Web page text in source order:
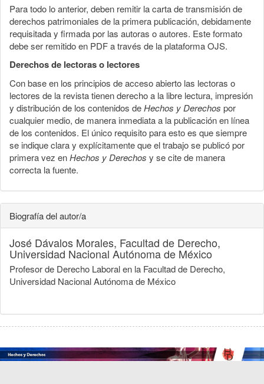
Para todo lo anterior, deben remitir la carta de transmisión de
derechos patrimoniales de la primera publicación, debidamente
requisitada y firmada por las autoras o autores. Este formato
debe ser remitido en PDF a través de la plataforma OJS.
Derechos de lectoras o lectores
Con base en los principios de acceso abierto las lectoras o
lectores de la revista tienen derecho a la libre lectura, impresión
y distribución de los contenidos deHechos y Derechos por
cualquier medio, de manera inmediata a la publicación en línea
de los contenidos. El único requisito para esto es que siempre
se indique clara y explícitamente que el trabajo se publicó por
primera vez enHechos y Derechos y se cite de manera
correcta la fuente.
Biografía del autor/a
José Dávalos Morales, Facultad de Derecho,
Universidad Nacional Autónoma de México
Profesor de Derecho Laboral en la Facultad de Derecho,
Universidad Nacional Autónoma de México